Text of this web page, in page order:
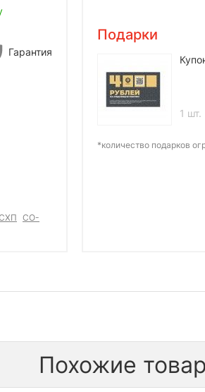
Гарантия
СО-
Подарки
1 шт.
*количество подарков
Похожие